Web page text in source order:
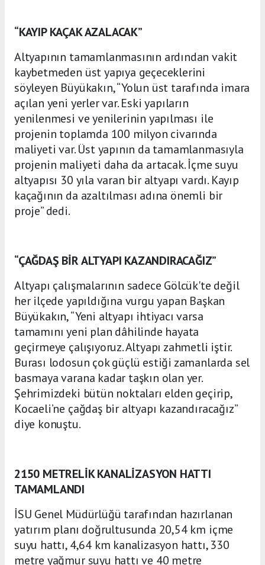
“KAYIP KAÇAK AZALACAK”
Altyapının tamamlanmasının ardından vakit
kaybetmeden üst yapıya geçeceklerini
söyleyen Büyükakın, “Yolun üst tarafında imara
açılan yeni yerler var. Eski yapıların
yenilenmesi ve yenilerinin yapılması ile
projenin toplamda 100 milyon civarında
maliyeti var. Üst yapının da tamamlanmasıyla
projenin maliyeti daha da artacak. İçme suyu
altyapısı 30 yıla varan bir altyapı vardı. Kayıp
kaçağının da azaltılması adına önemli bir
proje” dedi.
“ÇAĞDAŞ BİR ALTYAPI KAZANDIRACAĞIZ”
Altyapı çalışmalarının sadece Gölcük'te değil
her ilçede yapıldığına vurgu yapan Başkan
Büyükakın, “Yeni altyapı ihtiyacı varsa
tamamını yeni plan dâhilinde hayata
geçirmeye çalışıyoruz. Altyapı zahmetli iştir.
Burası lodosun çok güçlü estiği zamanlarda sel
basmaya varana kadar taşkın olan yer.
Şehrimizdeki bütün noktaları elden geçirip,
Kocaeli’ne çağdaş bir altyapı kazandıracağız”
diye konuştu.
2150 METRELİK KANALİZASYON HATTI
TAMAMLANDI
İSU Genel Müdürlüğü tarafından hazırlanan
yatırım planı doğrultusunda 20,54 km içme
suyu hattı, 4,64 km kanalizasyon hattı, 330
metre yağmur suyu hattı ve 40 metre